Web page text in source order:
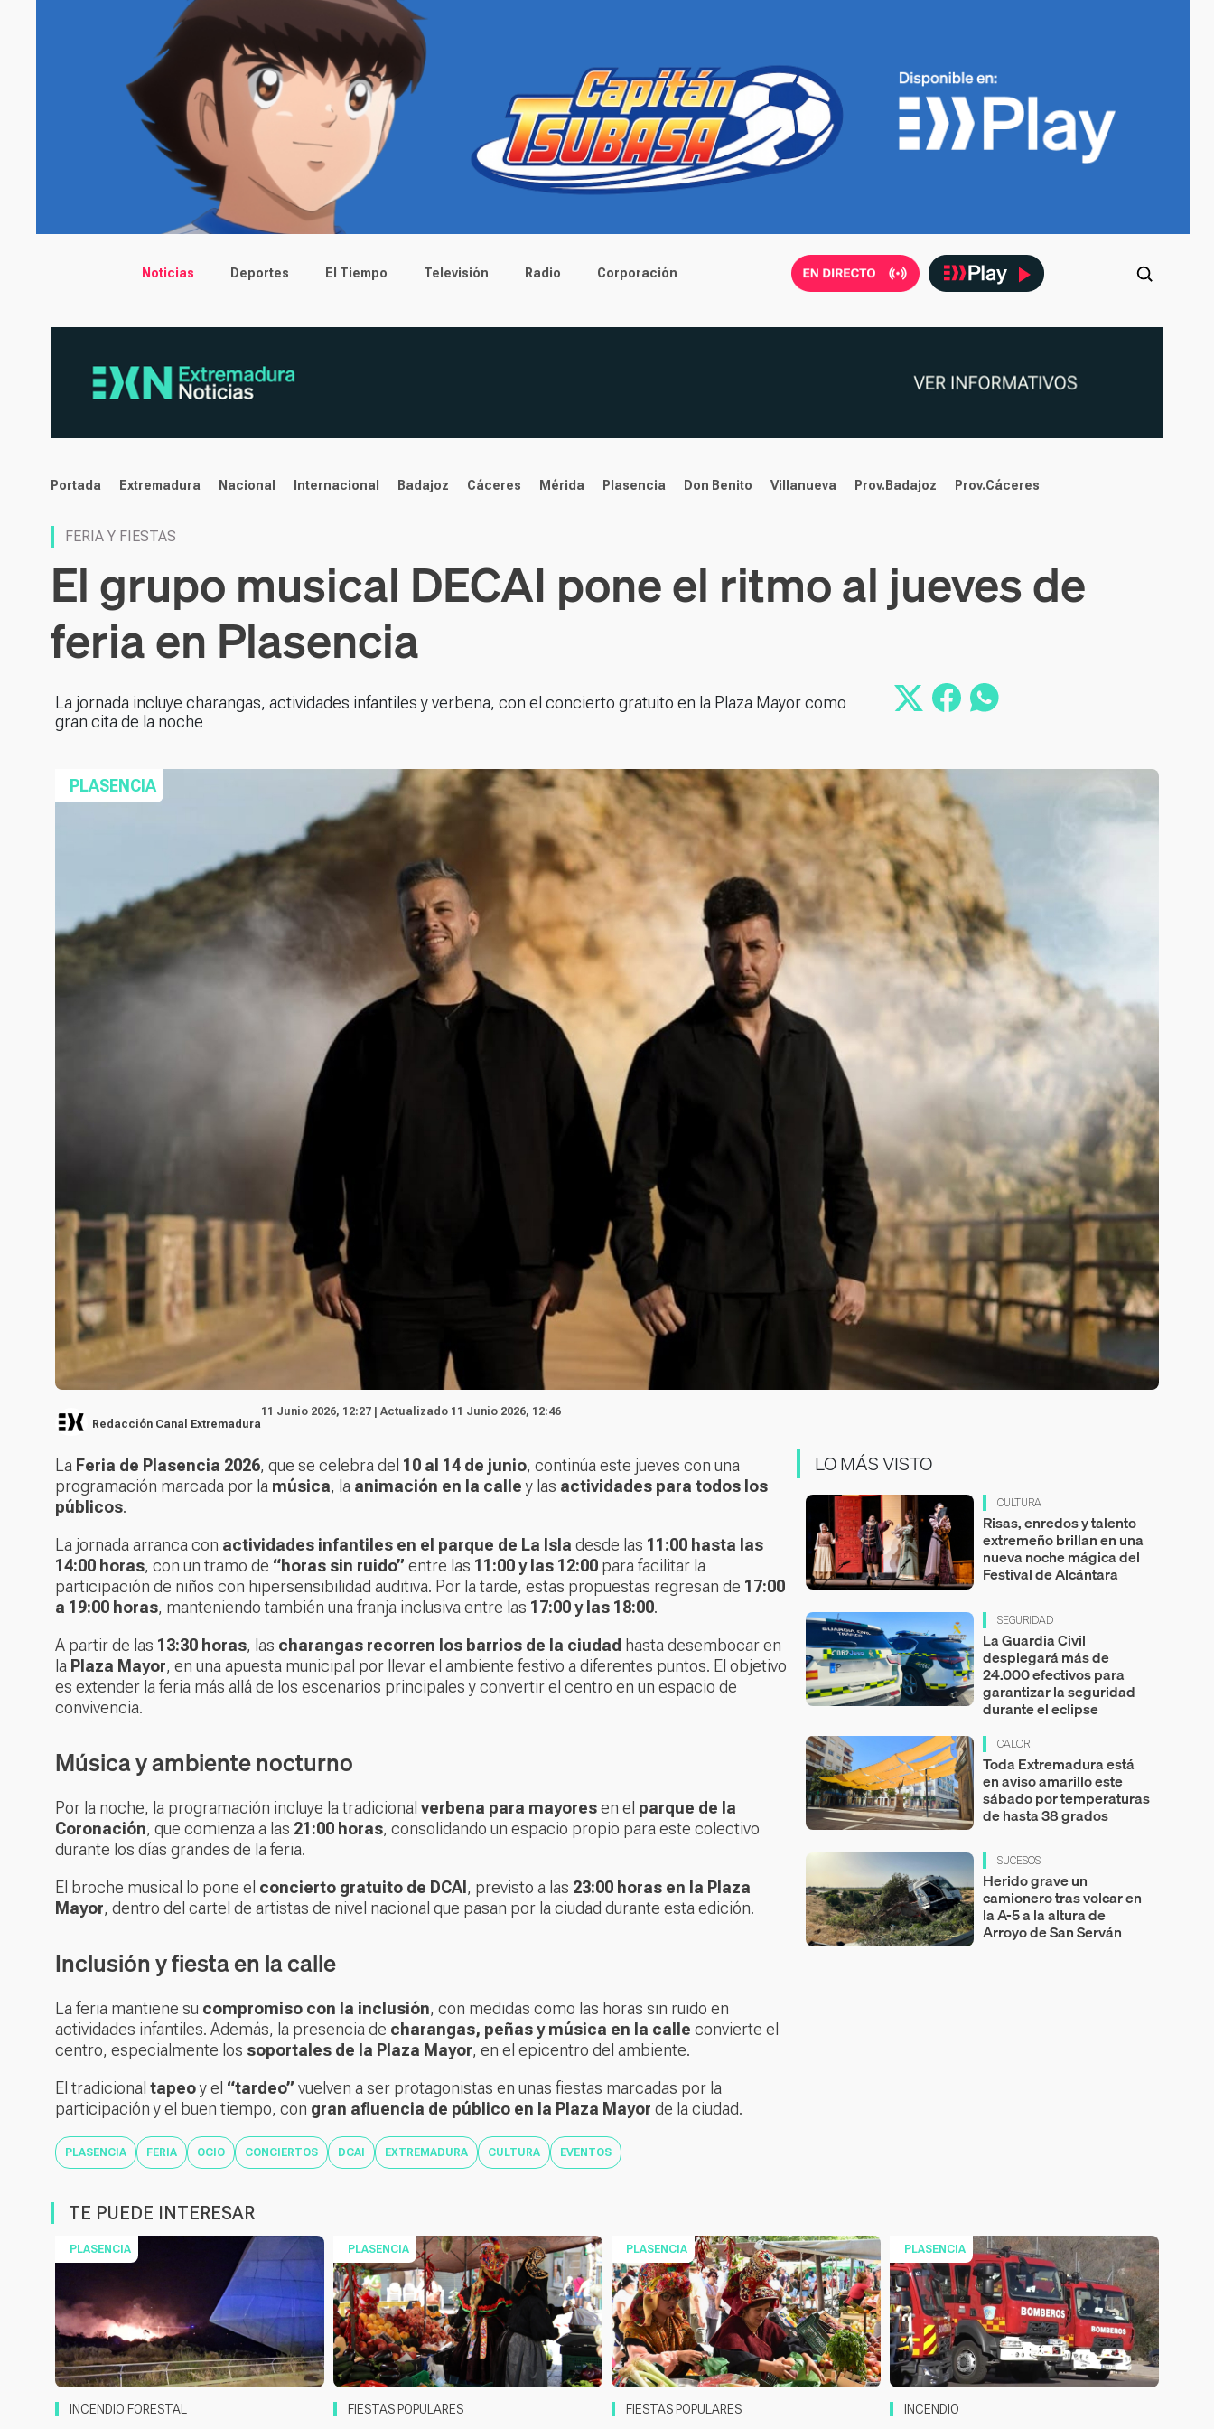
Main menu
Noticias Deportes El Tiempo Televisión Radio Corporación
noticias
Portada Extremadura Nacional Internacional Badajoz Cáceres Mérida Plasencia Don Benito Villanueva Prov.Badajoz Prov.Cáceres
FERIA Y FIESTAS
El grupo musical DECAI pone el ritmo al jueves de
feria en Plasencia
La jornada incluye charangas, actividades infantiles y verbena, con el concierto gratuito en la Plaza Mayor como
gran cita de la noche
PLASENCIA
Redacción Canal Extremadura
11 Junio 2026, 12:27 | Actualizado 11 Junio 2026, 12:46
La Feria de Plasencia 2026, que se celebra del 10 al 14 de junio, continúa este jueves con una
programación marcada por la música, la animación en la calley las actividades para todos los
públicos.
La jornada arranca con actividades infantiles en el parque de La Isla desde las 11:00 hasta las
14:00 horas, con un tramo de “horas sin ruido” entre las 11:00 y las 12:00 para facilitar la
participación de niños con hipersensibilidad auditiva. Por la tarde, estas propuestas regresan de 17:00
a 19:00 horas, manteniendo también una franja inclusiva entre las 17:00 y las 18:00.
A partir de las 13:30 horas, las charangas recorren los barrios de la ciudad hasta desembocar en
la Plaza Mayor, en una apuesta municipal por llevar el ambiente festivo a diferentes puntos. El objetivo
es extender la feria más allá de los escenarios principales y convertir el centro en un espacio de
convivencia.
Música y ambiente nocturno
Por la noche, la programación incluye la tradicional verbena para mayoresen el parque de la
Coronación, que comienza a las 21:00 horas, consolidando un espacio propio para este colectivo
durante los días grandes de la feria.
El broche musical lo pone el concierto gratuito de DCAI , previsto a las 23:00 horas en la Plaza
Mayor, dentro del cartel de artistas de nivel nacional que pasan por la ciudad durante esta edición.
Inclusión y fiesta en la calle
La feria mantiene su compromiso con la inclusión, con medidas como las horas sin ruido en
actividades infantiles. Además, la presencia de charangas, peñas y música en la calle convierte el
centro, especialmente los soportales de la Plaza Mayor, en el epicentro del ambiente.
El tradicional tapeoy el “tardeo” vuelven a ser protagonistas en unas fiestas marcadas por la
participación y el buen tiempo, con gran afluencia de público en la Plaza Mayor de la ciudad.
PLASENCIA FERIA OCIO CONCIERTOS DCAI EXTREMADURA CULTURA EVENTOS
LO MÁS VISTO
CULTURA
Risas, enredos y talento
extremeño brillan en una
nueva noche mágica del
Festival de Alcántara
SEGURIDAD
La Guardia Civil
desplegará más de
24.000 efectivos para
garantizar la seguridad
durante el eclipse
CALOR
Toda Extremadura está
en aviso amarillo este
sábado por temperaturas
de hasta 38 grados
SUCESOS
Herido grave un
camionero tras volcar en
la A-5 a la altura de
Arroyo de San Serván
TE PUEDE INTERESAR
PLASENCIA
INCENDIO FORESTAL
PLASENCIA
FIESTAS POPULARES
PLASENCIA
FIESTAS POPULARES
PLASENCIA
INCENDIO